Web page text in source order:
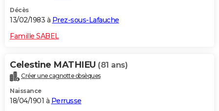
Décès
13/02/1983 à Prez-sous-Lafauche
Famille SABEL
Celestine MATHIEU (81 ans)
Créer une cagnotte obsèques
Naissance
18/04/1901 à Perrusse